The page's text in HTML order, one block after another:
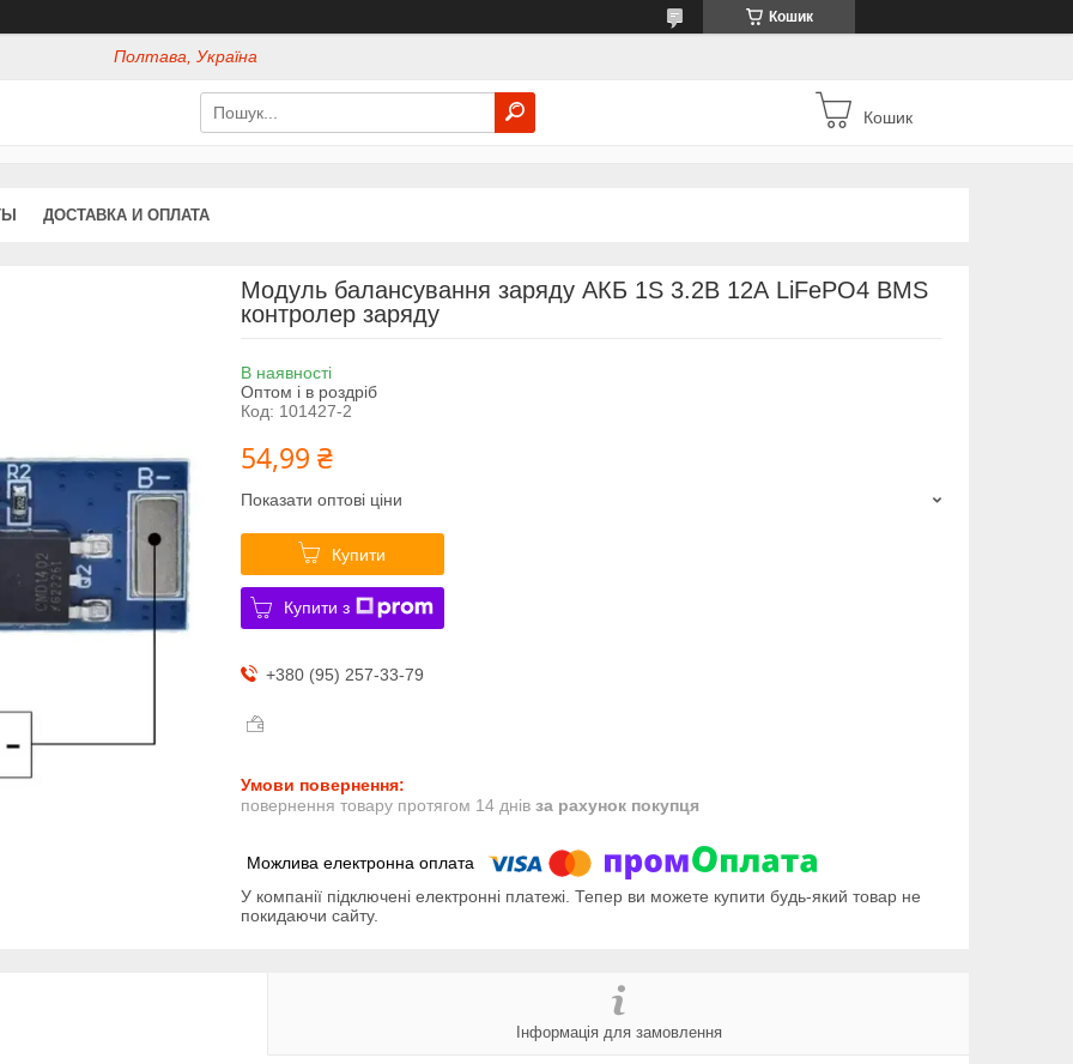
Кошик
Полтава, Україна
Кошик
ДОСТАВКА И ОПЛАТА
Модуль балансування заряду АКБ 1S 3.2В 12А LiFePO4 BMS
контролер заряду
В наявності
Оптом і в роздріб
Код: 101427-2
54,99 ₴
Показати оптові ціни
Купити
Купити з
+380 (95) 257-33-79
повернення товару протягом 14 днів за рахунок покупця
У компанії підключені електронні платежі. Тепер ви можете купити будь-який товар не
покидаючи сайту.
Інформація для замовлення